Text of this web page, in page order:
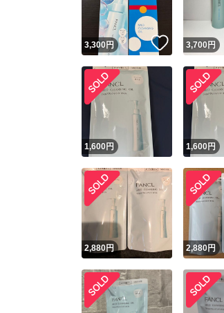
3,300円 いいね！
3,700 円
1,600円 1,600円
2,880円 2,880円